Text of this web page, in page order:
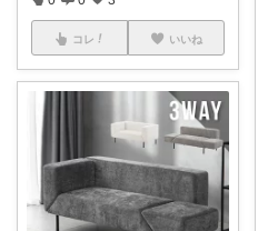
コレ いいね